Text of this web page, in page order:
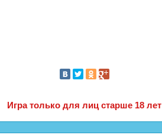
Игра только для лиц старше 18 лет